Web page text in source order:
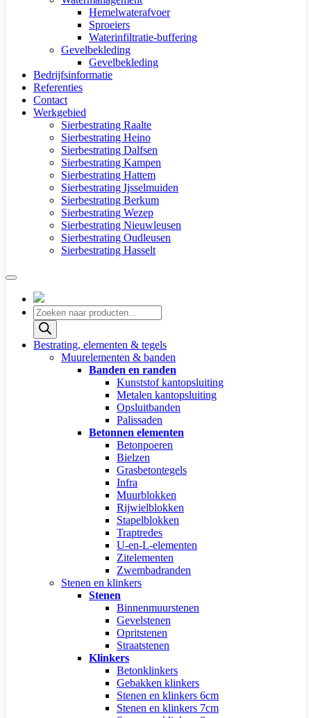
Hemelwaterafvoer
Sproeiers
Waterinfiltratie-buffering
Gevelbekleding
Gevelbekleding
Bedrijfsinformatie
Referenties
Contact
Werkgebied
Sierbestrating Raalte
Sierbestrating Heino
Sierbestrating Dalfsen
Sierbestrating Kampen
Sierbestrating Hattem
Sierbestrating Ijsselmuiden
Sierbestrating Berkum
Sierbestrating Wezep
Sierbestrating Nieuwleusen
Sierbestrating Oudleusen
Sierbestrating Hasselt
Producten
zoeken
Bestrating, elementen & tegels
Muurelementen & banden
Banden en randen
Kunststof kantopsluiting
Metalen kantopsluiting
Opsluitbanden
Palissaden
Betonnen elementen
Betonpoeren
Bielzen
Grasbetontegels
Infra
Muurblokken
Rijwielblokken
Stapelblokken
Traptredes
U-en-L-elementen
Zitelementen
Zwembadranden
Stenen en klinkers
Stenen
Binnenmuurstenen
Gevelstenen
Opritstenen
Straatstenen
Klinkers
Betonklinkers
Gebakken klinkers
Stenen en klinkers 6cm
Stenen en klinkers 7cm